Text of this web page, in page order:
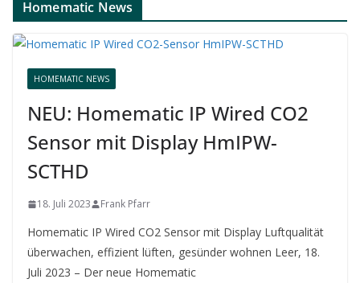
Homematic News
HOMEMATIC NEWS
NEU: Homematic IP Wired CO2
Sensor mit Display HmIPW-
SCTHD
18. Juli 2023 Frank Pfarr
Homematic IP Wired CO2 Sensor mit Display Luftqualität
überwachen, effizient lüften, gesünder wohnen Leer, 18.
Juli 2023 – Der neue Homematic